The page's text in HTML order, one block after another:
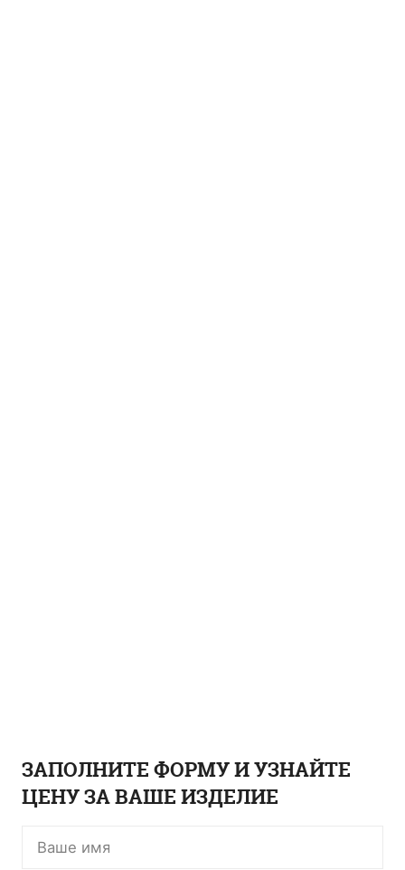
ЗАПОЛНИТЕ ФОРМУ И УЗНАЙТЕ
ЦЕНУ ЗА ВАШЕ ИЗДЕЛИЕ